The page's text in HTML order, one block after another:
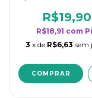
rendimento da
categoria - Flor
Laranjeira
R$19,90
R$18,91 com
3 x de R$6,63 sem